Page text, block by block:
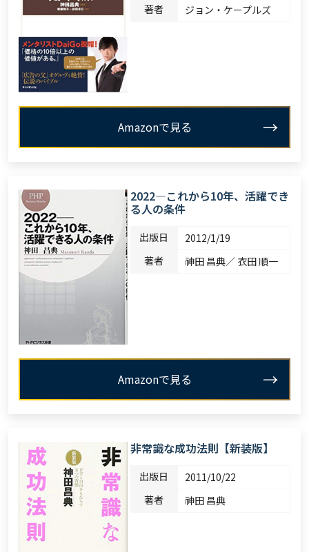
著者
ジョン・ケープルズ
Amazonで見る
2022―これから10年、活躍でき
る人の条件
出版日
2012/1/19
著者
神田 昌典／ 衣田 順一
Amazonで見る
非常識な成功法則【新装版】
出版日
2011/10/22
著者
神田 昌典